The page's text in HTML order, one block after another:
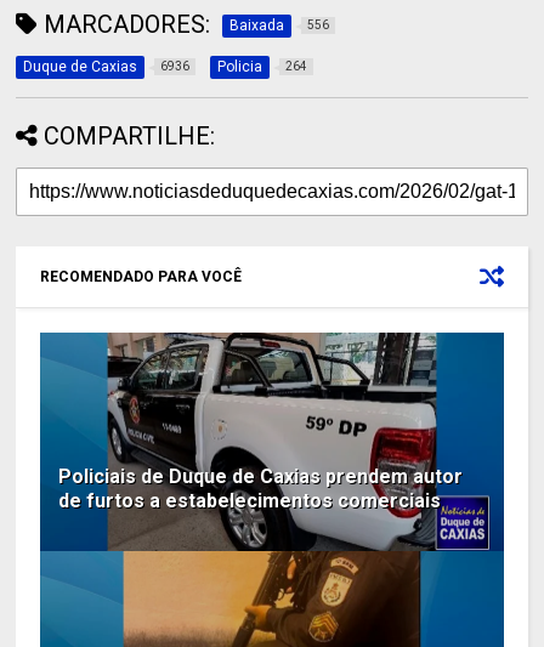
MARCADORES: Baixada 556
Duque de Caxias 6936 Policia 264
COMPARTILHE:
RECOMENDADO PARA VOCÊ
Policiais de Duque de Caxias prendem autor
de furtos a estabelecimentos comerciais